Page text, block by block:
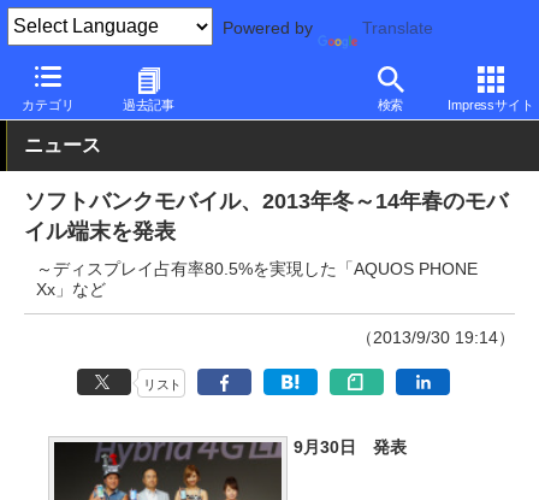
Powered by Translate
カテゴリ 過去記事 検索 Impressサイト
PC Watch パソコン/タブレット/スマートフォン スマートフォン
ニュース
ソフトバンクモバイル、2013年冬～14年春のモバ
イル端末を発表
～ディスプレイ占有率80.5%を実現した「AQUOS PHONE
Xx」など
（2013/9/30 19:14）
リスト
9月30日 発表